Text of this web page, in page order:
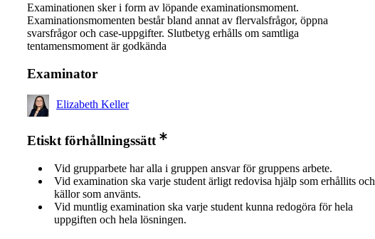
Examinationen sker i form av löpande examinationsmoment.
Examinationsmomenten består bland annat av flervalsfrågor, öppna
svarsfrågor och case-uppgifter. Slutbetyg erhålls om samtliga
tentamensmoment är godkända
Examinator
Elizabeth Keller
Etiskt förhållningssätt
Vid grupparbete har alla i gruppen ansvar för gruppens arbete.
Vid examination ska varje student ärligt redovisa hjälp som erhållits och
källor som använts.
Vid muntlig examination ska varje student kunna redogöra för hela
uppgiften och hela lösningen.